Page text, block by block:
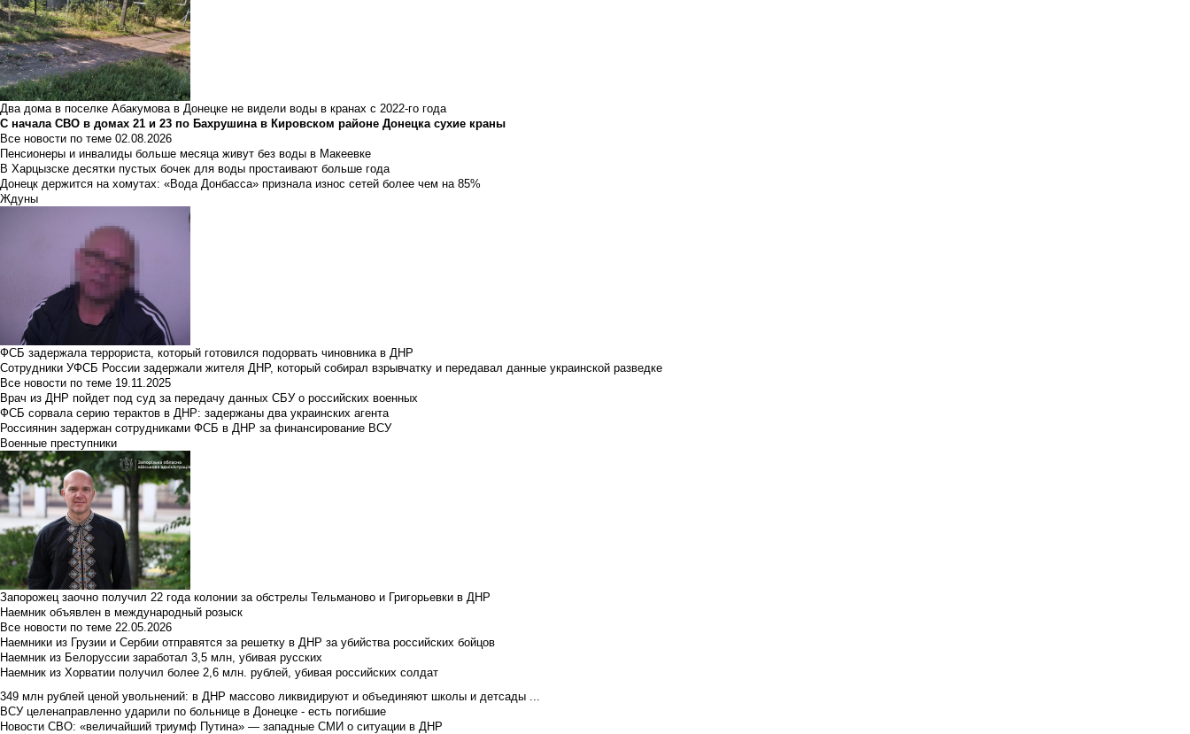
Два дома в поселке Абакумова в Донецке не видели воды в кранах с 2022-го года
С начала СВО в домах 21 и 23 по Бахрушина в Кировском районе Донецка сухие краны
Все новости по теме 02.08.2026
Пенсионеры и инвалиды больше месяца живут без воды в Макеевке
В Харцызске десятки пустых бочек для воды простаивают больше года
Донецк держится на хомутах: «Вода Донбасса» признала износ сетей более чем на 85%
Ждуны
ФСБ задержала террориста, который готовился подорвать чиновника в ДНР
Сотрудники УФСБ России задержали жителя ДНР, который собирал взрывчатку и передавал данные украинской разведке
Все новости по теме 19.11.2025
Врач из ДНР пойдет под суд за передачу данных СБУ о российских военных
ФСБ сорвала серию терактов в ДНР: задержаны два украинских агента
Россиянин задержан сотрудниками ФСБ в ДНР за финансирование ВСУ
Военные преступники
Запорожец заочно получил 22 года колонии за обстрелы Тельманово и Григорьевки в ДНР
Наемник объявлен в международный розыск
Все новости по теме 22.05.2026
Наемники из Грузии и Сербии отправятся за решетку в ДНР за убийства российских бойцов
Наемник из Белоруссии заработал 3,5 млн, убивая русских
Наемник из Хорватии получил более 2,6 млн. рублей, убивая российских солдат
349 млн рублей ценой увольнений: в ДНР массово ликвидируют и объединяют школы и детсады ...
ВСУ целенаправленно ударили по больнице в Донецке - есть погибшие
Новости СВО: «величайший триумф Путина» — западные СМИ о ситуации в ДНР